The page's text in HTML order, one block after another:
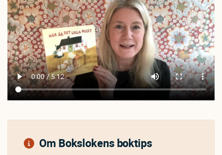
Om Bokslokens boktips